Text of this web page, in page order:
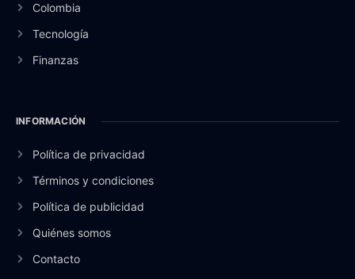
Colombia
Tecnología
Finanzas
INFORMACIÓN
Política de privacidad
Términos y condiciones
Política de publicidad
Quiénes somos
Contacto